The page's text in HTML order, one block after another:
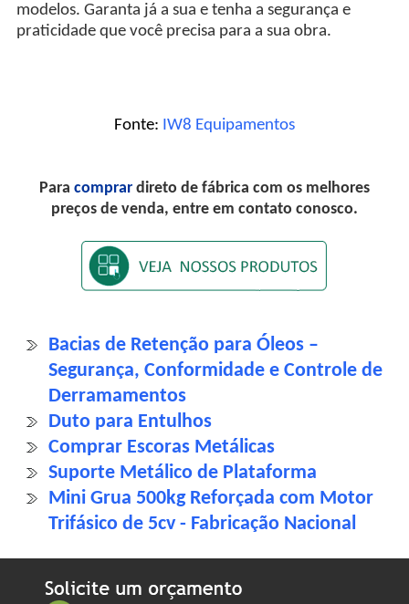
modelos. Garanta já a sua e tenha a segurança e
praticidade que você precisa para a sua obra.
Fonte: IW8 Equipamentos
Para comprar direto de fábrica com os melhores
preços de venda, entre em contato conosco.
Bacias de Retenção para Óleos –
Segurança, Conformidade e Controle de
Derramamentos
Duto para Entulhos
Comprar Escoras Metálicas
Suporte Metálico de Plataforma
Mini Grua 500kg Reforçada com Motor
Trifásico de 5cv - Fabricação Nacional